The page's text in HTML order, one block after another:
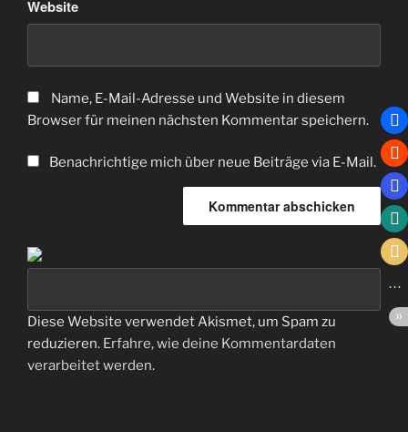
Website
Name, E-Mail-Adresse und Website in diesem
Browser für meinen nächsten Kommentar speichern.
Benachrichtige mich über neue Beiträge via E-Mail.
Diese Website verwendet Akismet, um Spam zu
reduzieren. Erfahre, wie deine Kommentardaten
verarbeitet werden.